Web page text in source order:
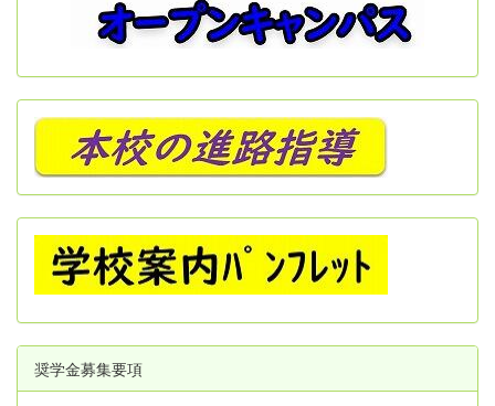
奨学金募集要項